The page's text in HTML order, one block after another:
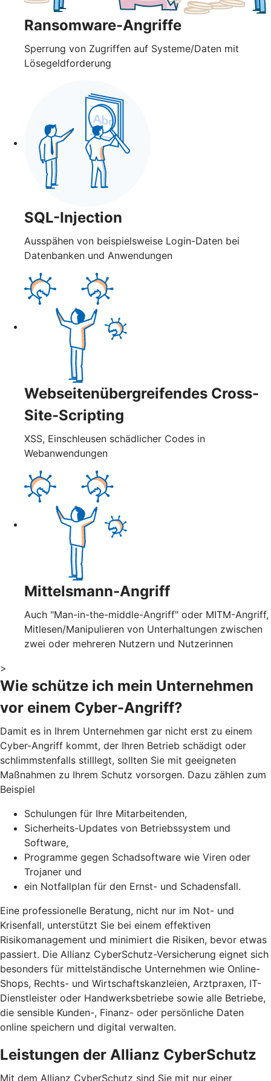
Ransomware-Angriffe
Sperrung von Zugriffen auf Systeme/Daten mit
Lösegeldforderung
SQL-Injection
Ausspähen von beispielsweise Login-Daten bei
Datenbanken und Anwendungen
Webseitenübergreifendes Cross-
Site-Scripting
XSS, Einschleusen schädlicher Codes in
Webanwendungen
Mittelsmann-Angriff
Auch "Man-in-the-middle-Angriff" oder MITM-Angriff,
Mitlesen/Manipulieren von Unterhaltungen zwischen
zwei oder mehreren Nutzern und Nutzerinnen
>
Wie schütze ich mein Unternehmen
vor einem Cyber-Angriff?
Damit es in Ihrem Unternehmen gar nicht erst zu einem
Cyber-Angriff kommt, der Ihren Betrieb schädigt oder
schlimmstenfalls stilllegt, sollten Sie mit geeigneten
Maßnahmen zu Ihrem Schutz vorsorgen. Dazu zählen zum
Beispiel
Schulungen für Ihre Mitarbeitenden,
Sicherheits-Updates von Betriebssystem und
Software,
Programme gegen Schadsoftware wie Viren oder
Trojaner und
ein Notfallplan für den Ernst- und Schadensfall.
Eine professionelle Beratung, nicht nur im Not- und
Krisenfall, unterstützt Sie bei einem effektiven
Risikomanagement und minimiert die Risiken, bevor etwas
passiert. Die Allianz CyberSchutz-Versicherung eignet sich
besonders für mittelständische Unternehmen wie Online-
Shops, Rechts- und Wirtschaftskanzleien, Arztpraxen, IT-
Dienstleister oder Handwerksbetriebe sowie alle Betriebe,
die sensible Kunden-, Finanz- oder persönliche Daten
online speichern und digital verwalten.
Leistungen der Allianz CyberSchutz
Mit dem Allianz CyberSchutz sind Sie mit nur einer